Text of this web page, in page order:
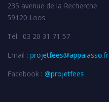
235 avenue de la Recherche
59120 Loos
Tél : 03 20 31 71 57
Email : projetfees@appa.asso.fr
Facebook : @projetfees